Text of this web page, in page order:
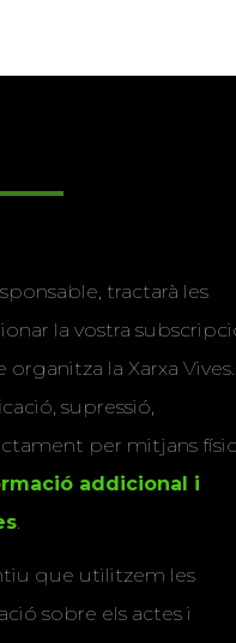
tractarà les
la vostra
la Xarxa Vives.
supressió,
per mitjans
addicional i
que utilitzem les
sobre els actes i